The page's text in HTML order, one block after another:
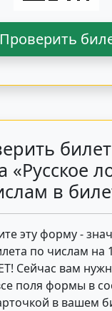
Проверить
«Русское
в
эту форму -
по числам на
Сейчас вам
поля формы в
в вашем